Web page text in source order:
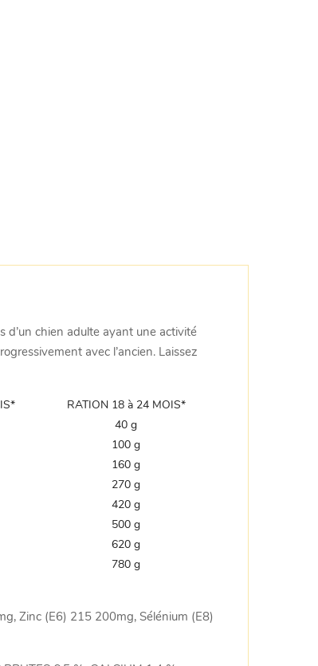
d’un chien adulte ayant une activité
avec l’ancien. Laissez
RATION 18 à 24 MOIS*
40 g
100 g
160 g
270 g
420 g
500 g
620 g
780 g
Zinc (E6) 215 200mg, Sélénium (E8)